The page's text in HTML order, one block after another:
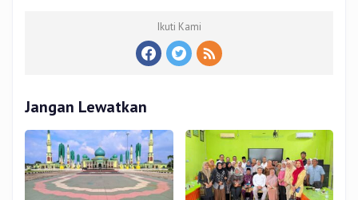
Ikuti Kami
Jangan Lewatkan